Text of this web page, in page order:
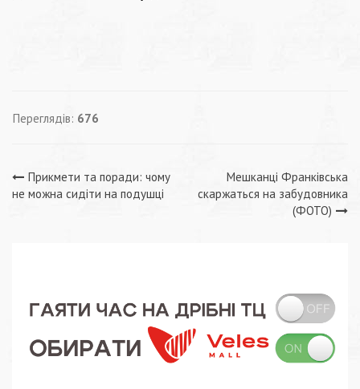
Переглядів: 676
Навігація
Прикмети та поради: чому
не можна сидіти на подушці
Мешканці Франківська
скаржаться на забудовника
(ФОТО)